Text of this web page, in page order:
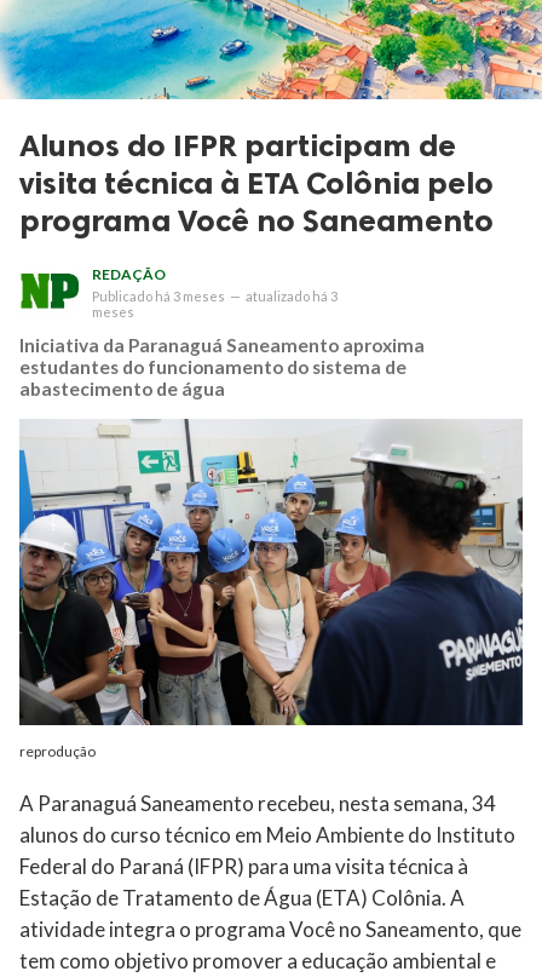
Alunos do IFPR participam de
visita técnica à ETA Colônia pelo
programa Você no Saneamento
REDAÇÃO
Publicado há 3 meses — atualizado há 3
meses
Iniciativa da Paranaguá Saneamento aproxima
estudantes do funcionamento do sistema de
abastecimento de água
reprodução
A Paranaguá Saneamento recebeu, nesta semana, 34
alunos do curso técnico em Meio Ambiente do Instituto
Federal do Paraná (IFPR) para uma visita técnica à
Estação de Tratamento de Água (ETA) Colônia. A
atividade integra o programa Você no Saneamento, que
tem como objetivo promover a educação ambiental e